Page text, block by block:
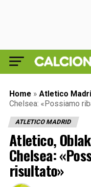
Home » Atletico
Chelsea: «Possiamo
ATLETICO MADRID
Atletico,
Chelsea:
risultato»